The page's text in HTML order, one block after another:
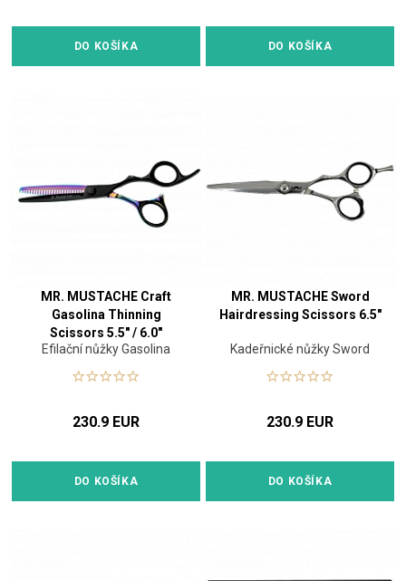
DO KOŠÍKA DO KOŠÍKA
MR. MUSTACHE Craft
Gasolina Thinning
Scissors 5.5" / 6.0"
Efilační nůžky Gasolina
230.9 EUR
DO KOŠÍKA
MR. MUSTACHE Sword
Hairdressing Scissors 6.5"
Kadeřnické nůžky Sword
230.9 EUR
DO KOŠÍKA